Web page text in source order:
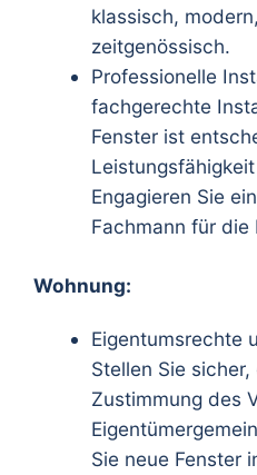
klassisch,
zeitgenössisch.
Professionelle
fachgerechte
Fenster ist
Engagieren Sie
Fachmann für die
Wohnung:
Eigentumsrechte
Stellen Sie
Zustimmung des
Sie neue Fenster